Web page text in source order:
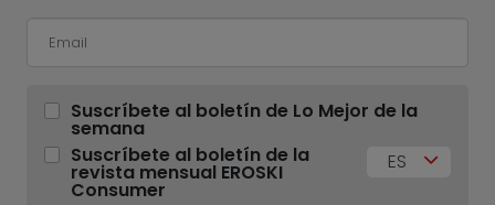
Suscríbete al boletín de Lo Mejor de la
semana
Suscríbete al boletín de la
revista mensual EROSKI
Consumer
ES